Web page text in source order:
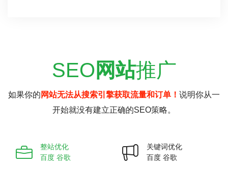
SEO 网站推广
如果你的 网站无法从搜索引擎获取流量和订单！ 说明你从一
开始就没有建立正确的SEO策略。
整站优化
百度 谷歌
关键词优化
百度 谷歌